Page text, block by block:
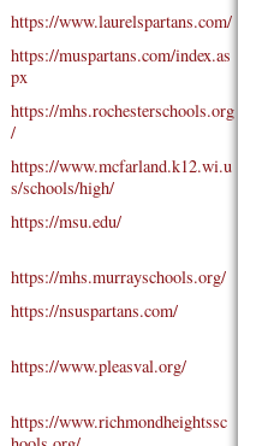
https://www.laurelspartans.com/
https://muspartans.com/index.as
px
https://mhs.rochesterschools.org
/
https://www.mcfarland.k12.wi.u
s/schools/high/
https://msu.edu/
https://mhs.murrayschools.org/
https://nsuspartans.com/
https://www.pleasval.org/
https://www.richmondheightssc